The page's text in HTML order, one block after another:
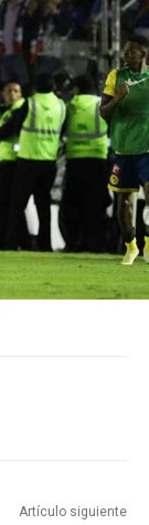
Artículo siguiente